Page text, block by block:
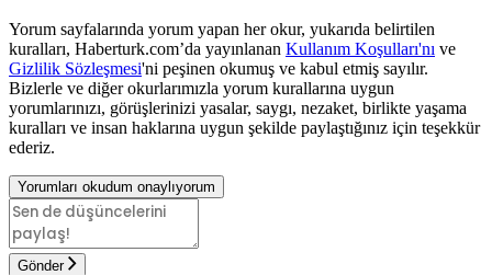
Yorum sayfalarında yorum yapan her okur, yukarıda belirtilen
kuralları, Haberturk.com’da yayınlanan Kullanım Koşulları'nı ve
Gizlilik Sözleşmesi'ni peşinen okumuş ve kabul etmiş sayılır.
Bizlerle ve diğer okurlarımızla yorum kurallarına uygun
yorumlarınızı, görüşlerinizi yasalar, saygı, nezaket, birlikte yaşama
kuralları ve insan haklarına uygun şekilde paylaştığınız için teşekkür
ederiz.
Yorumları okudum onaylıyorum
Gönder